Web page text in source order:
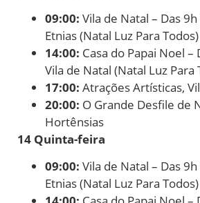
09:00: Vila de Natal – Das
Etnias (Natal Luz Para Todos)
14:00: Casa do Papai Noel –
Vila de Natal (Natal Luz Para
17:00: Atrações Artísticas,
20:00: O Grande Desfile de
Hortênsias
14 Quinta-feira
09:00: Vila de Natal – Das
Etnias (Natal Luz Para Todos)